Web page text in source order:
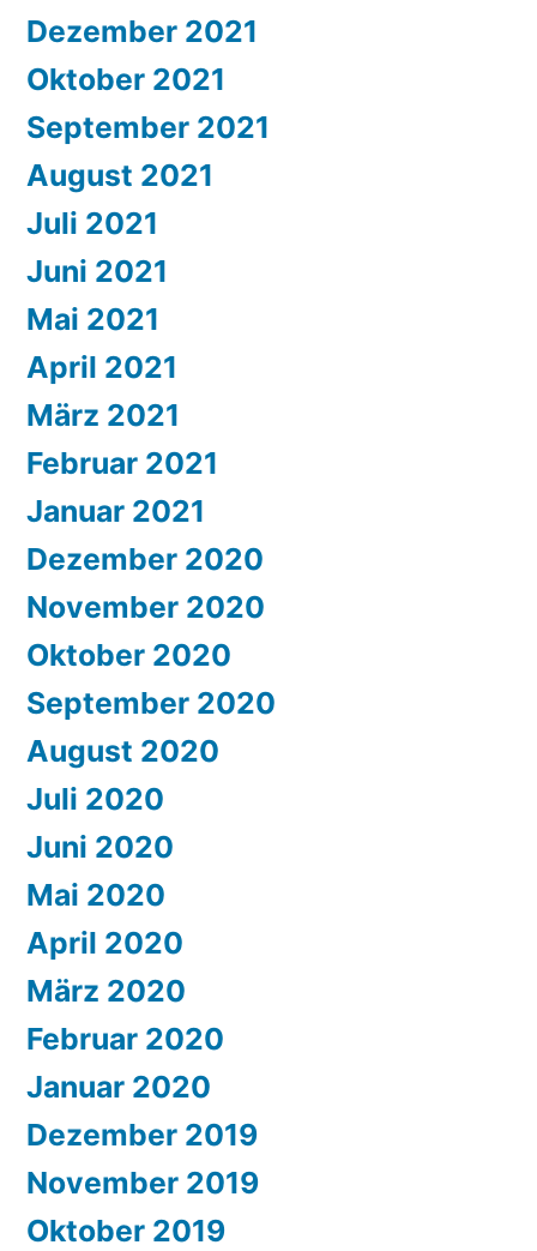
Dezember 2021
Oktober 2021
September 2021
August 2021
Juli 2021
Juni 2021
Mai 2021
April 2021
März 2021
Februar 2021
Januar 2021
Dezember 2020
November 2020
Oktober 2020
September 2020
August 2020
Juli 2020
Juni 2020
Mai 2020
April 2020
März 2020
Februar 2020
Januar 2020
Dezember 2019
November 2019
Oktober 2019